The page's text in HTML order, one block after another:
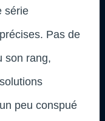
série
Pas de
son rang,
peu conspué